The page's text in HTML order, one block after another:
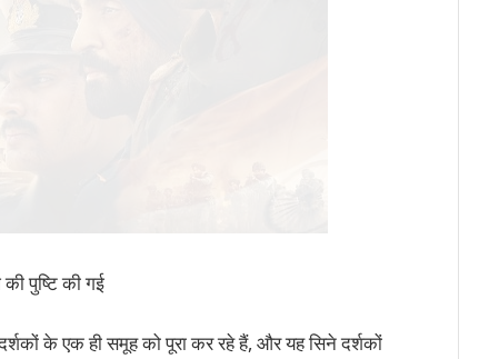
पुष्टि की गई
के एक ही समूह को पूरा कर रहे हैं, और यह सिने दर्शकों